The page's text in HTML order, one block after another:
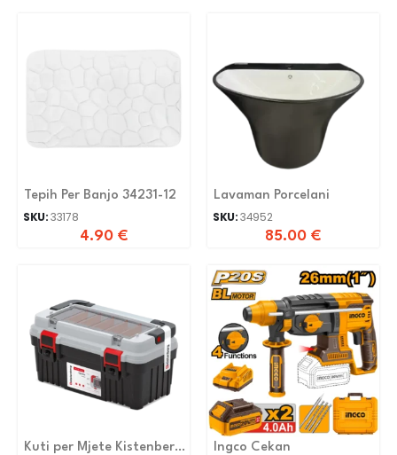
Tepih Per Banjo 34231-12
SKU:33178
4.90 €
Lavaman Porcelani
SKU:34952
85.00 €
Kuti per Mjete Kistenberg
Ingco Cekan